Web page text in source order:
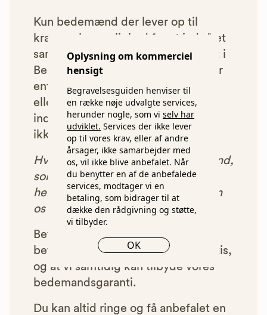
Oplysning om kommerciel
hensigt
Begravelsesguiden henviser til
en række nøje udvalgte services,
herunder nogle, som vi selv har
udviklet. Services der ikke lever
op til vores krav, eller af andre
årsager, ikke samarbejder med
os, vil ikke blive anbefalet. Når
du benytter en af de anbefalede
services, modtager vi en
betaling, som bidrager til at
dække den rådgivning og støtte,
vi tilbyder.
OK
Kun bedemænd der lever op til
kravene har mulighed for at indgå et
samarbejde med os om at blive vist i
Begravelsesguiden. Bedemænd der
enten ikke lever op til vores krav,
eller som af andre årsager ikke har
indgået et samarbejde med os, vil
ikke blive vist i vores anbefalinger.
Hver gang du benytter en bedemand,
som vi har godkendt, anbefalet og
henvist dig til, betaler bedemanden
os et beløb for denne henvisning.
Betalingen for vores henvisninger
betyder, at vores rådgivning er gratis,
og at vi samtidig kan tilbyde vores
bedemandsgaranti.
Du kan altid ringe og få anbefalet en